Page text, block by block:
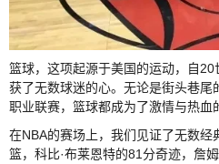
篮球，这项起源于美国的运动，自
获了无数球迷的心。无论是街头巷尾
职业联赛，篮球都成为了激情与热血
在NBA的赛场上，我们见证了无数经
篮，科比·布莱恩特的81分奇迹，詹